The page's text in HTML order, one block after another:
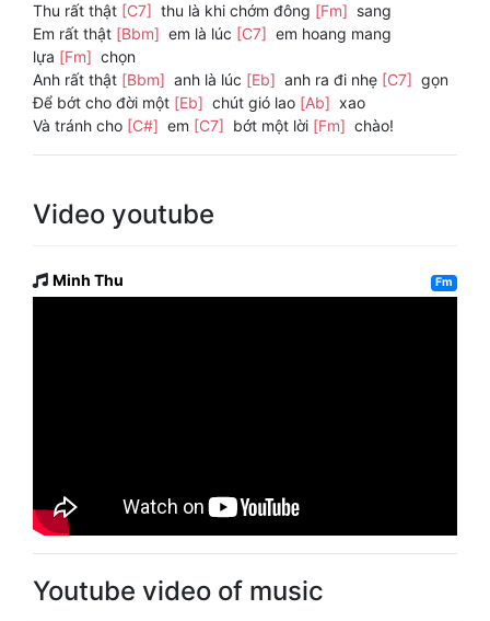
Thu rất thật [C7] thu là khi chớm đông [Fm] sang
Em rất thật [Bbm] em là lúc [C7] em hoang mang
lựa [Fm] chọn
Anh rất thật [Bbm] anh là lúc [Eb] anh ra đi nhẹ [C7] gọn
Để bớt cho đời một [Eb] chút gió lao [Ab] xao
Và tránh cho [C#] em [C7] bớt một lời [Fm] chào!
Video youtube
Minh Thu Fm
Youtube video of music